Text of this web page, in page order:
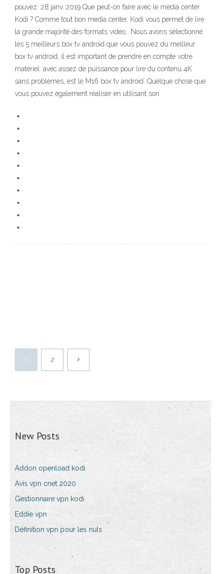
pouvez 28 janv. 2019 Que peut-on faire avec le media center
Kodi ? Comme tout bon media center, Kodi vous permet de lire
la grande majorité des formats vidéo, Nous avons sélectionné
les 5 meilleurs box tv android que vous pouvez du meilleur
box tv android, il est important de prendre en compte votre
matériel. avec assez de puissance pour lire du contenu 4K
sans problèmes, est le M16 box tv android. Quelque chose que
vous pouvez également réaliser en utilisant son
1 2
New Posts
Addon openload kodi
Avis vpn cnet 2020
Gestionnaire vpn kodi
Eddie vpn
Définition vpn pour les nuls
Top Posts